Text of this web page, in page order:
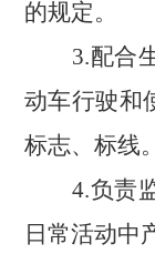
的规定。
3.配合
动车行驶和
标志、标线。
4.负责
日常活动中